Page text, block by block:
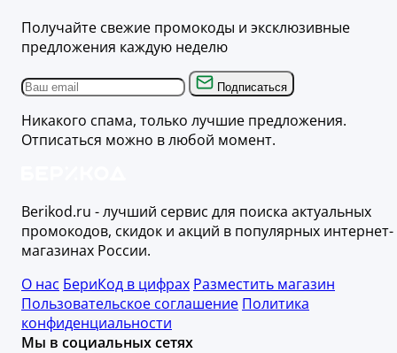
Получайте свежие промокоды и эксклюзивные
предложения каждую неделю
Подписаться
Никакого спама, только лучшие предложения.
Отписаться можно в любой момент.
Berikod.ru - лучший сервис для поиска актуальных
промокодов, скидок и акций в популярных интернет-
магазинах России.
О нас БериКод в цифрах Разместить магазин
Пользовательское соглашение Политика
конфиденциальности
Мы в социальных сетях